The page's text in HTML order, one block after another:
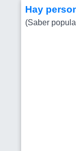
Hay
(Saber